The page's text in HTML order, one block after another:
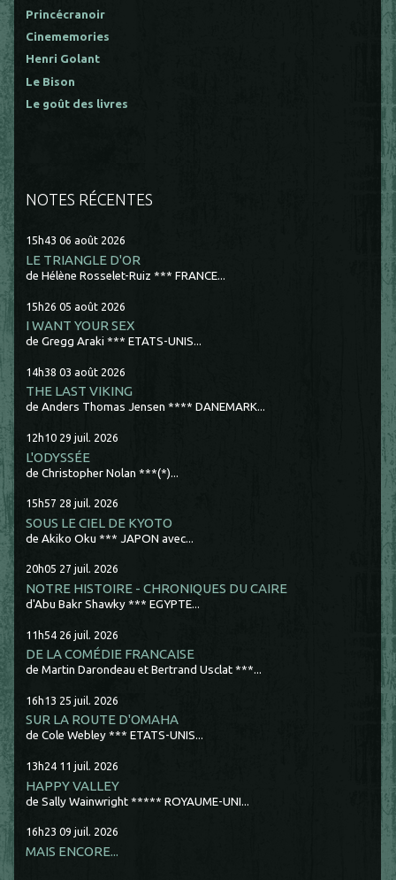
Princécranoir
Cinememories
Henri Golant
Le Bison
Le goût des livres
NOTES RÉCENTES
15h43 06 août 2026
LE TRIANGLE D'OR
de Hélène Rosselet-Ruiz *** FRANCE...
15h26 05 août 2026
I WANT YOUR SEX
de Gregg Araki *** ETATS-UNIS...
14h38 03 août 2026
THE LAST VIKING
de Anders Thomas Jensen **** DANEMARK...
12h10 29 juil. 2026
L'ODYSSÉE
de Christopher Nolan ***(*)...
15h57 28 juil. 2026
SOUS LE CIEL DE KYOTO
de Akiko Oku *** JAPON avec...
20h05 27 juil. 2026
NOTRE HISTOIRE - CHRONIQUES DU CAIRE
d'Abu Bakr Shawky *** EGYPTE...
11h54 26 juil. 2026
DE LA COMÉDIE FRANCAISE
de Martin Darondeau et Bertrand Usclat ***...
16h13 25 juil. 2026
SUR LA ROUTE D'OMAHA
de Cole Webley *** ETATS-UNIS...
13h24 11 juil. 2026
HAPPY VALLEY
de Sally Wainwright ***** ROYAUME-UNI...
16h23 09 juil. 2026
MAIS ENCORE...